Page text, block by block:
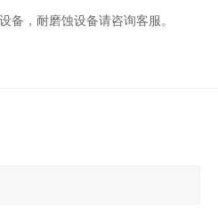
备，耐磨蚀设备请咨询客服。